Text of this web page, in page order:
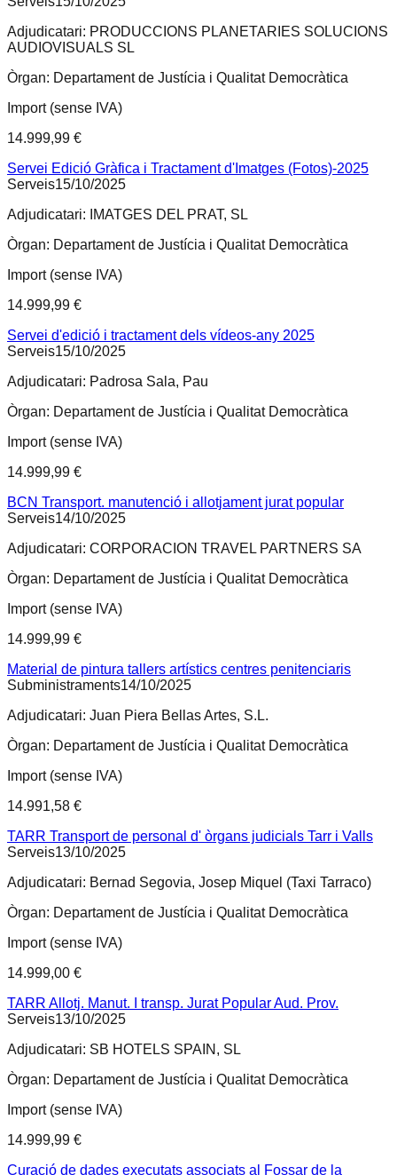
Adjudicatari: PRODUCCIONS PLANETARIES SOLUCIONS
AUDIOVISUALS SL
Òrgan: Departament de Justícia i Qualitat Democràtica
Import (sense IVA)
14.999,99 €
Servei Edició Gràfica i Tractament d'Imatges (Fotos)-2025
Serveis15/10/2025
Adjudicatari:
IMATGES DEL PRAT, SL
Òrgan: Departament de Justícia i Qualitat Democràtica
Import (sense IVA)
14.999,99 €
Servei d'edició i tractament dels vídeos-any 2025
Serveis15/10/2025
Adjudicatari: Padrosa Sala, Pau
Òrgan: Departament de Justícia i Qualitat Democràtica
Import (sense IVA)
14.999,99 €
BCN Transport. manutenció i allotjament jurat popular
Serveis14/10/2025
Adjudicatari: CORPORACION TRAVEL PARTNERS SA
Òrgan: Departament de Justícia i Qualitat Democràtica
Import (sense IVA)
14.999,99 €
Material de pintura tallers artístics centres penitenciaris
Subministraments14/10/2025
Adjudicatari: Juan Piera Bellas Artes, S.L.
Òrgan: Departament de Justícia i Qualitat Democràtica
Import (sense IVA)
14.991,58 €
TARR Transport de personal d' òrgans judicials Tarr i Valls
Serveis13/10/2025
Adjudicatari: Bernad Segovia, Josep Miquel (Taxi Tarraco)
Òrgan: Departament de Justícia i Qualitat Democràtica
Import (sense IVA)
14.999,00 €
TARR Allotj. Manut. I transp. Jurat Popular Aud. Prov.
Serveis13/10/2025
Adjudicatari: SB HOTELS SPAIN, SL
Òrgan: Departament de Justícia i Qualitat Democràtica
Import (sense IVA)
14.999,99 €
Curació de dades executats associats al Fossar de la